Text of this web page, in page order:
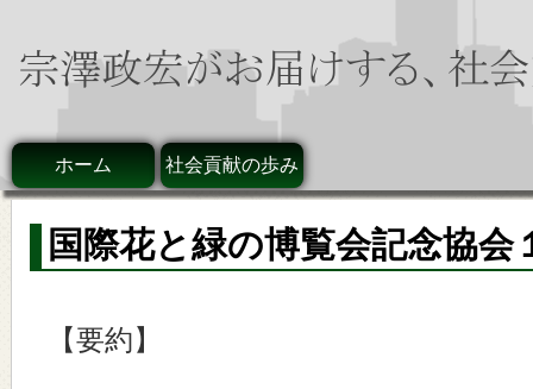
ホーム 社会貢献の歩み
国際花と緑の博覧会記念協会
【要約】